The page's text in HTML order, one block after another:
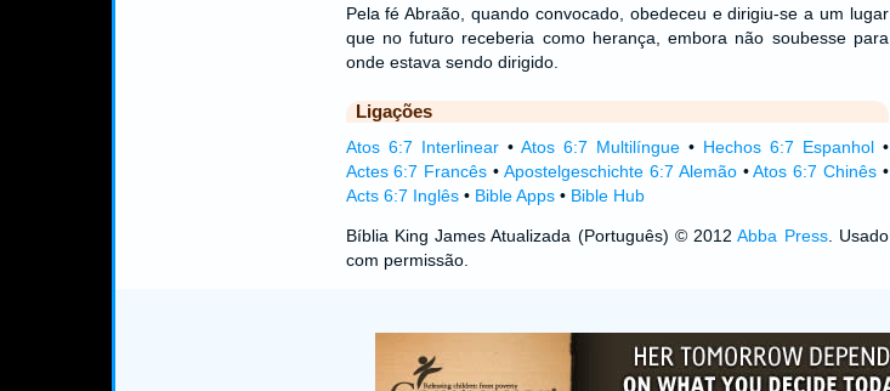
Pela fé Abraão, quando convocado, obedeceu e dirigiu-se a um lugar
que no futuro receberia como herança, embora não soubesse para
onde estava sendo dirigido.
Ligações
Atos 6:7 Interlinear• Atos 6:7 Multilíngue• Hechos 6:7 Espanhol•
Actes 6:7 Francês • Apostelgeschichte 6:7 Alemão•Atos 6:7 Chinês •
Acts 6:7 Inglês• Bible Apps• Bible Hub
Bíblia King James Atualizada (Português) © 2012Abba Press. Usado
com permissão.